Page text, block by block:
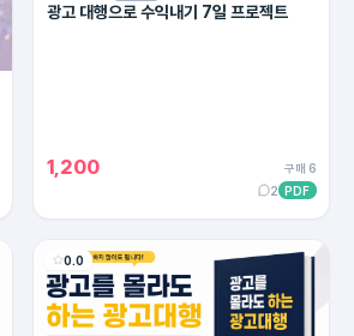
광고 대행으로 수익내기 7일 프로젝트
1,200
구매 6
2 PDF
0.0